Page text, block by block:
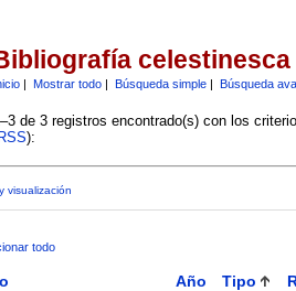
celestinesca
| Mostrar todo| Búsqueda simple| Búsqueda
de 3 registros encontrado(s) con los
):
visualización
todo
Año Tipo